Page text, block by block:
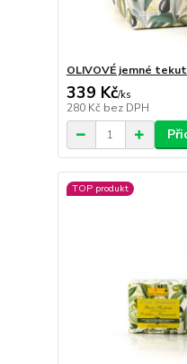
OLIVOVÉ jemné
339 Kč/ks
280 Kč bez DPH
TOP produkt